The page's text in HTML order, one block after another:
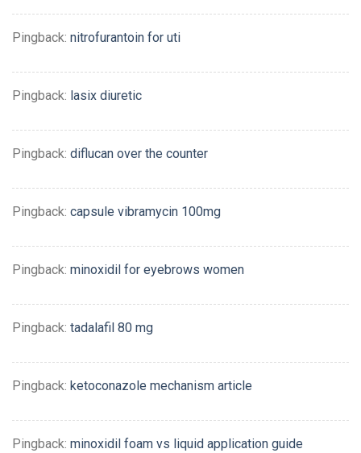
Pingback: nitrofurantoin for uti
Pingback: lasix diuretic
Pingback: diflucan over the counter
Pingback: capsule vibramycin 100mg
Pingback: minoxidil for eyebrows women
Pingback: tadalafil 80 mg
Pingback: ketoconazole mechanism article
Pingback: minoxidil foam vs liquid application guide